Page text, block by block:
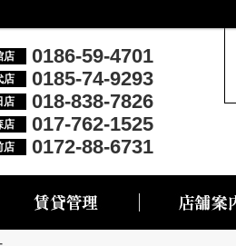
店 0186-59-4701
店 0185-74-9293
店 018-838-7826
店 017-762-1525
店 0172-88-6731